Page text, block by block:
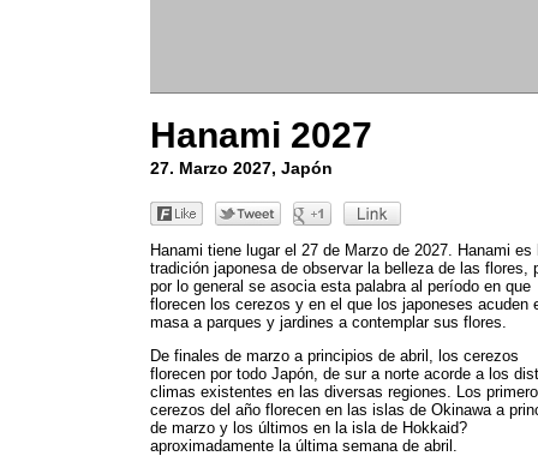
Hanami 2027
27. Marzo 2027, Japón
Hanami tiene lugar el 27 de Marzo de 2027. Hanami es
tradición japonesa de observar la belleza de las flores,
por lo general se asocia esta palabra al período en que
florecen los cerezos y en el que los japoneses acuden
masa a parques y jardines a contemplar sus flores.
De finales de marzo a principios de abril, los cerezos
florecen por todo Japón, de sur a norte acorde a los
climas existentes en las diversas regiones. Los
cerezos del año florecen en las islas de Okinawa a
de marzo y los últimos en la isla de Hokkaid?
aproximadamente la última semana de abril.